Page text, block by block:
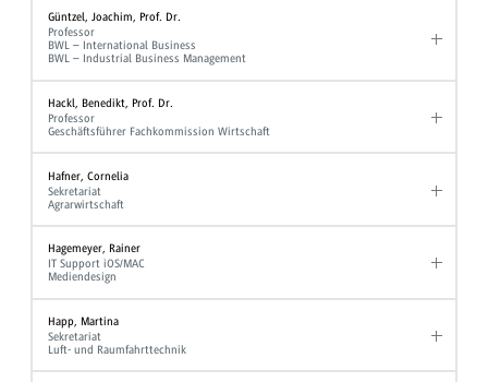
Güntzel, Joachim, Prof. Dr.
Professor
BWL – International Business
BWL – Industrial Business Management
Hackl, Benedikt, Prof. Dr.
Professor
Geschäftsführer Fachkommission Wirtschaft
Hafner, Cornelia
Sekretariat
Agrarwirtschaft
Hagemeyer, Rainer
IT Support iOS/MAC
Mediendesign
Happ, Martina
Sekretariat
Luft- und Raumfahrttechnik